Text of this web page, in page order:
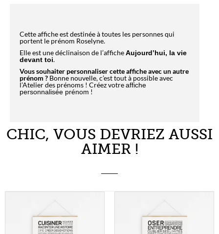
Cette affiche est destinée à toutes les personnes qui
portent le prénom Roselyne.
Elle est une déclinaison de l’afficheAujourd’hui, la vie
devant toi.
Vous souhaiter personnaliser cette affiche avec un autre
prénom ? Bonne nouvelle, c’est tout à possible avec
l’Atelier des prénoms ! Créez votreaffiche
personnalisée prénom !
CHIC, VOUS DEVRIEZ AUSSI
AIMER !